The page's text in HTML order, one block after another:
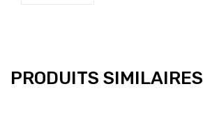
PRODUITS SIMILAIRES